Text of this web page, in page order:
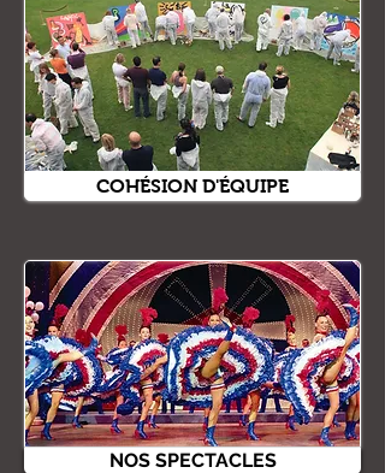
COHÉSION D'ÉQUIPE
NOS SPECTACLES